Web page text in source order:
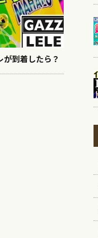
到着したら？